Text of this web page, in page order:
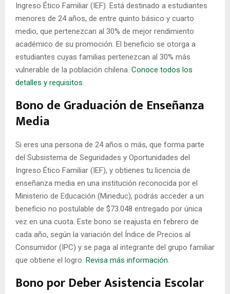
Ingreso Ético Familiar (IEF). Está destinado a estudiantes
menores de 24 años, de entre quinto básico y cuarto
medio, que pertenezcan al 30% de mejor rendimiento
académico de su promoción. El beneficio se otorga a
estudiantes cuyas familias pertenezcan al 30% más
vulnerable de la población chilena. Conoce todos los
detalles y requisitos.
Bono de Graduación de Enseñanza
Media
Si eres una persona de 24 años o más, que forma parte
del Subsistema de Seguridades y Oportunidades del
Ingreso Ético Familiar (IEF), y obtienes tu licencia de
enseñanza media en una institución reconocida por el
Ministerio de Educación (Mineduc), podrás acceder a un
beneficio no postulable de $73.048 entregado por única
vez en una cuota. Este bono se reajusta en febrero de
cada año, según la variación del Índice de Precios al
Consumidor (IPC) y se paga al integrante del grupo familiar
que obtiene el logro. Revisa más información.
Bono por Deber Asistencia Escolar